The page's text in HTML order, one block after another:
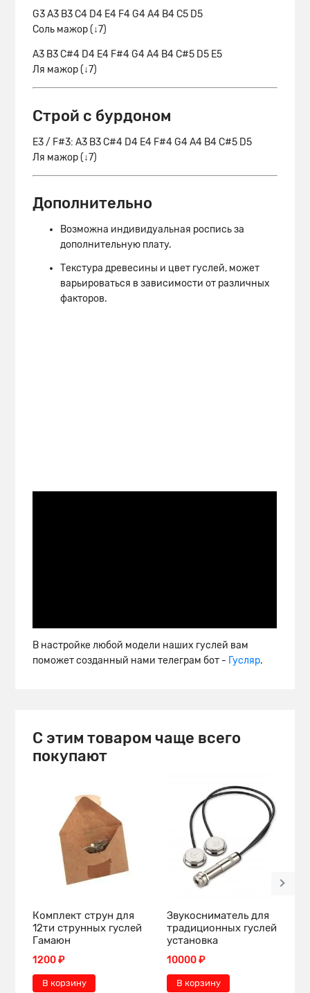
G3 A3 B3 C4 D4 E4 F4 G4 A4 B4 C5 D5
Соль мажор (↓7)
A3 B3 C#4 D4 E4 F#4 G4 A4 B4 C#5 D5 E5
Ля мажор (↓7)
Строй с бурдоном
E3 / F#3: A3 B3 C#4 D4 E4 F#4 G4 A4 B4 C#5 D5
Ля мажор (↓7)
Дополнительно
Возможна индивидуальная роспись за
дополнительную плату.
Текстура древесины и цвет гуслей, может
варьироваться в зависимости от различных
факторов.
В настройке любой модели наших гуслей вам
поможет созданный нами телеграм бот - Гусляр.
С этим товаром чаще всего
покупают
Комплект струн для
12ти струнных гуслей
Гамаюн
1200 ₽
В корзину
Звукосниматель для
традиционных гуслей +
установка
10000 ₽
В корзину